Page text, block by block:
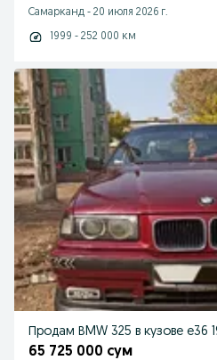
Самарканд - 20 июля 2026 г.
1999 - 252 000 км
Продам ВMW 325 в кузове е36
65 725 000 сум